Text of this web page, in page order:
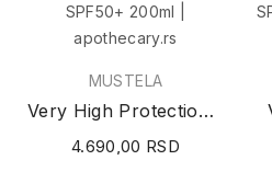
MUSTELA
Very High Protection Sun Spray SPF50+ 200ml
4.690,00 RSD